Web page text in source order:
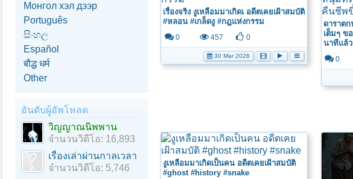
เรื่องจริง งูเหลือมมาเกิดเ อดีตเคยเฝ้าสมบัติ
#หลอน #เกล็ดงู #กฎแห่งกรรม
0 457 0
30 Mar 2026
ดาราตก
เต็มๆ ข
นาทีแล้
0
งูเหลือมมาเกิดเป็นคน อดีตเคยเฝ้าสมบัติ
#ghost #history #snake
Монгол хэл дээр
Português
සිංහල
Español
बौद्ध धर्म
Other
อันดับผู้อัพโหลด
วิญญาณนิพพาน
จำนวนวิดีโอ: 16,893
เรื่องเล่าผ่านกาลเวลา
จำนวนวิดีโอ: 5,746